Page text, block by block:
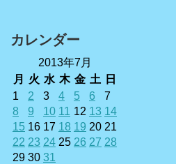
カレンダー
2013年7月
月
火 水 木 金 土 日
1 2 3 4 5 6
7
8
9 10 11 12 13 14
15 16 17 18 19 20 21
22 23 24 25 26 27 28
29 30 31